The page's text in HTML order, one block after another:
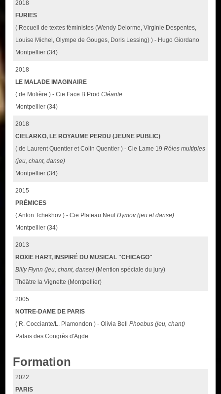
2018
FURIES
( Recueil de textes féministes (Wendy Delorme, Virginie Despentes,
Louise Michel, Olympe de Gouges, Doris Lessing) ) - Hugo Giordano
Montpellier (34)
2018
LE MALADE IMAGINAIRE
( de Molière ) - Cie Face B ProdCléante
Montpellier (34)
2018
CIELARKO, LE ROYAUME PERDU (JEUNE PUBLIC)
( de Laurent Quentier et Colin Quentier ) - Cie Lame 19Rôles multiples
(jeu, chant, danse)
Montpellier (34)
2015
PRÉMICES
( Anton Tchekhov ) - Cie Plateau NeufDymov (jeu et danse)
Montpellier (34)
2013
ROXIE HART, INSPIRÉ DU MUSICAL "CHICAGO"
Billy Flynn (jeu, chant, danse) (Mention spéciale du jury)
Théâtre la Vignette (Montpellier)
2005
NOTRE-DAME DE PARIS
( R. Cocciante/L. Plamondon ) - Olivia BellPhoebus (jeu, chant)
Palais des Congrès d'Agde
Formation
2022
PARIS